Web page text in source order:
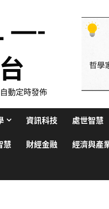
—-
動定時發佈
資訊科技 處世智慧
慧 財經金融 經濟與產